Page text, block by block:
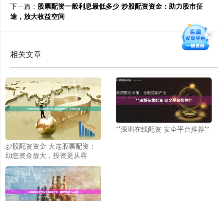
下一篇： 股票配资一般利息最低多少 炒股配资资金：助力股市征
途，放大收益空间
相关文章
炒股配资资金 大连股票配资：
助您资金放大，投资更从容
**深圳在线配资 安全平台推荐**